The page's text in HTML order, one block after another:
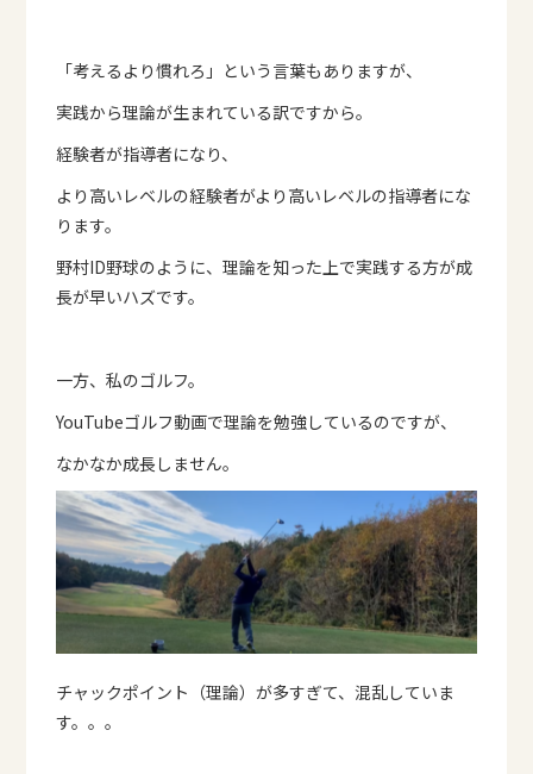
「考えるより慣れろ」という言葉もありますが、
実践から理論が生まれている訳ですから。
経験者が指導者になり、
より高いレベルの経験者がより高いレベルの指導者にな
ります。
野村ID野球のように、理論を知った上で実践する方が成
長が早いハズです。
一方、私のゴルフ。
YouTubeゴルフ動画で理論を勉強しているのですが、
なかなか成長しません。
チャックポイント（理論）が多すぎて、混乱していま
す。。。